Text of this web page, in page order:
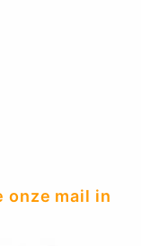
onze mail in